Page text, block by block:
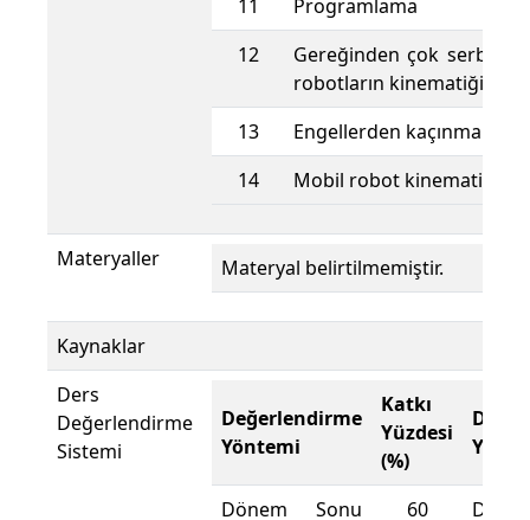
11
Programlama
12
Gereğinden çok
robotların kinematiği
13
Engellerden kaçınma
14
Mobil robot kinematiği
Materyaller Materyal belirtilmemiştir.
Kaynaklar
Ders
Değerlendirme
Sistemi
Değerlendirme
Yöntemi
Katkı
Yüzdesi
(%)
Dönem Sonu 60